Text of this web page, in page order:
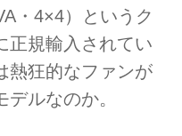
・4×4）というク
正規輸入されてい
熱狂的なファンが
ルなのか。